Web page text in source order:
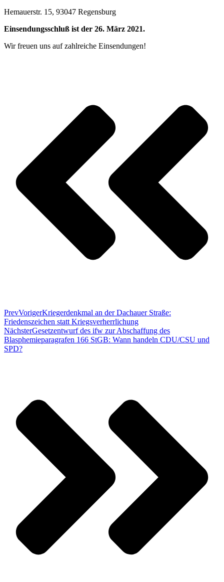
Hemauerstr. 15, 93047 Regensburg
Einsendungsschluß ist der 26. März 2021.
Wir freuen uns auf zahlreiche Einsendungen!
PrevVorigerKriegerdenkmal an der Dachauer Straße:
Friedenszeichen statt Kriegsverherrlichung
NächsterGesetzentwurf des ifw zur Abschaffung des
Blasphemieparagrafen 166 StGB: Wann handeln CDU/CSU und
SPD?